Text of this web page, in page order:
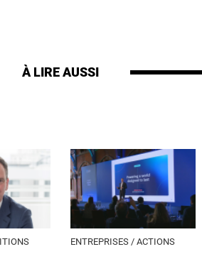
À LIRE AUSSI
ENTREPRISES / ACTIONS